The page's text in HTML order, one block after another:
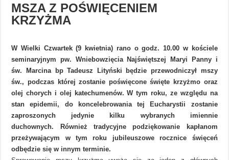
MSZA Z POŚWIĘCENIEM
KRZYŻMA
W Wielki Czwartek (9 kwietnia) rano o godz. 10.00 w kościele
seminaryjnym pw. Wniebowzięcia Najświętszej Maryi Panny i
św. Marcina bp Tadeusz Lityński będzie przewodniczył mszy
św., podczas której zostanie poświęcone święte krzyżmo oraz
olej chorych i olej katechumenów. W tym roku, ze względu na
stan epidemii, do koncelebrowania tej Eucharystii zostanie
zaproszonych jedynie kilku wybranych imiennie
duchownych. Również tradycyjne podziękowanie kapłanom
przeżywającym w tym roku jubileuszowe rocznice święceń
odbędzie się w innym terminie.